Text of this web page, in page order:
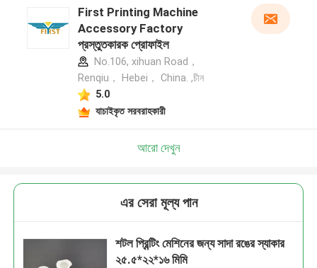
First Printing Machine
Accessory Factory
প্রস্তুতকারক প্রোফাইল
No.106, xihuan Road，
Renqiu， Hebei， China. ,চীন
5.0
যাচাইকৃত সরবরাহকারী
আরো দেখুন
এর সেরা মূল্য পান
শটল প্রিন্টিং মেশিনের জন্য সাদা রঙের স্যাকার
২৫.৫*২২*১৬ মিমি